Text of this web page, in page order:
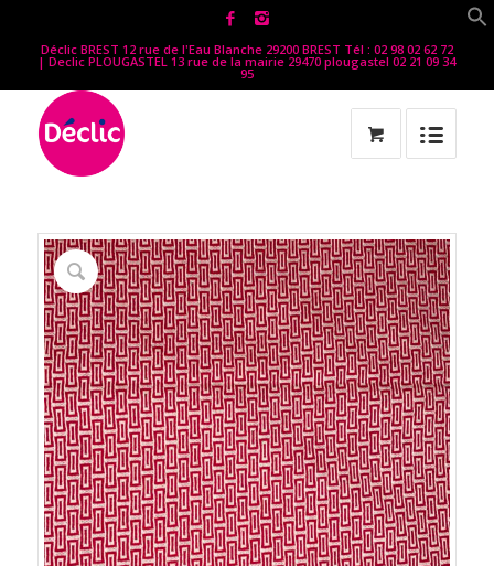
Déclic BREST 12 rue de l'Eau Blanche 29200 BREST Tél : 02 98 02 62 72
| Declic PLOUGASTEL 13 rue de la mairie 29470 plougastel 02 21 09 34
95